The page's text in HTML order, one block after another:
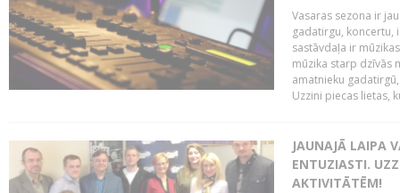
Vasaras sezona ir
gadatirgu, koncertu,
sastāvdaļa ir
mūzika starp dzīvās
amatnieku
Uzzini piecas lietas,
JAUNAJĀ LAIPA
ENTUZIASTI.
AKTIVITĀTĒM!